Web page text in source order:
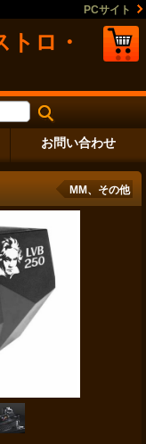
PCサイト
ロ・
お問い合わせ
MM、その他